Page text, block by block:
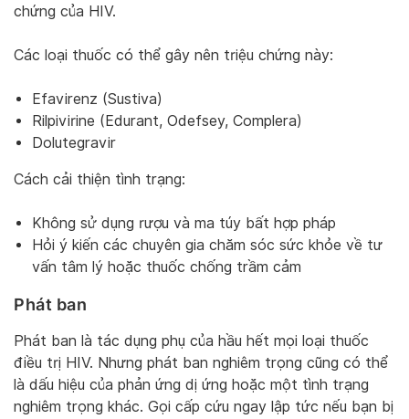
chứng của HIV.
Các loại thuốc có thể gây nên triệu chứng này:
Efavirenz (Sustiva)
Rilpivirine (Edurant, Odefsey, Complera)
Dolutegravir
Cách cải thiện tình trạng:
Không sử dụng rượu và ma túy bất hợp pháp
Hỏi ý kiến các chuyên gia chăm sóc sức khỏe về tư
vấn tâm lý hoặc thuốc chống trầm cảm
Phát ban
Phát ban là tác dụng phụ của hầu hết mọi loại thuốc
điều trị HIV. Nhưng phát ban nghiêm trọng cũng có thể
là dấu hiệu của phản ứng dị ứng hoặc một tình trạng
nghiêm trọng khác. Gọi cấp cứu ngay lập tức nếu bạn bị